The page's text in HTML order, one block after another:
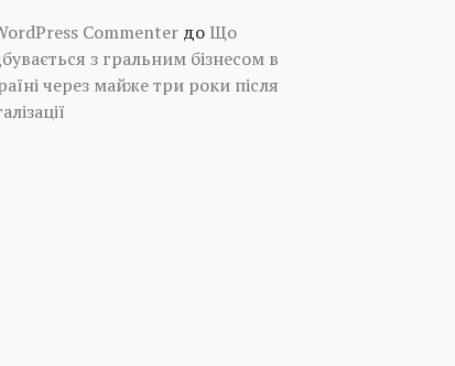
Commenter до Що
з гральним бізнесом в
через майже три роки після